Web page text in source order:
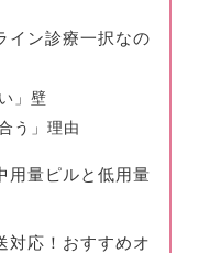
イン診療一択なの
」壁
う」理由
用量ピルと低用量
対応！おすすめオ